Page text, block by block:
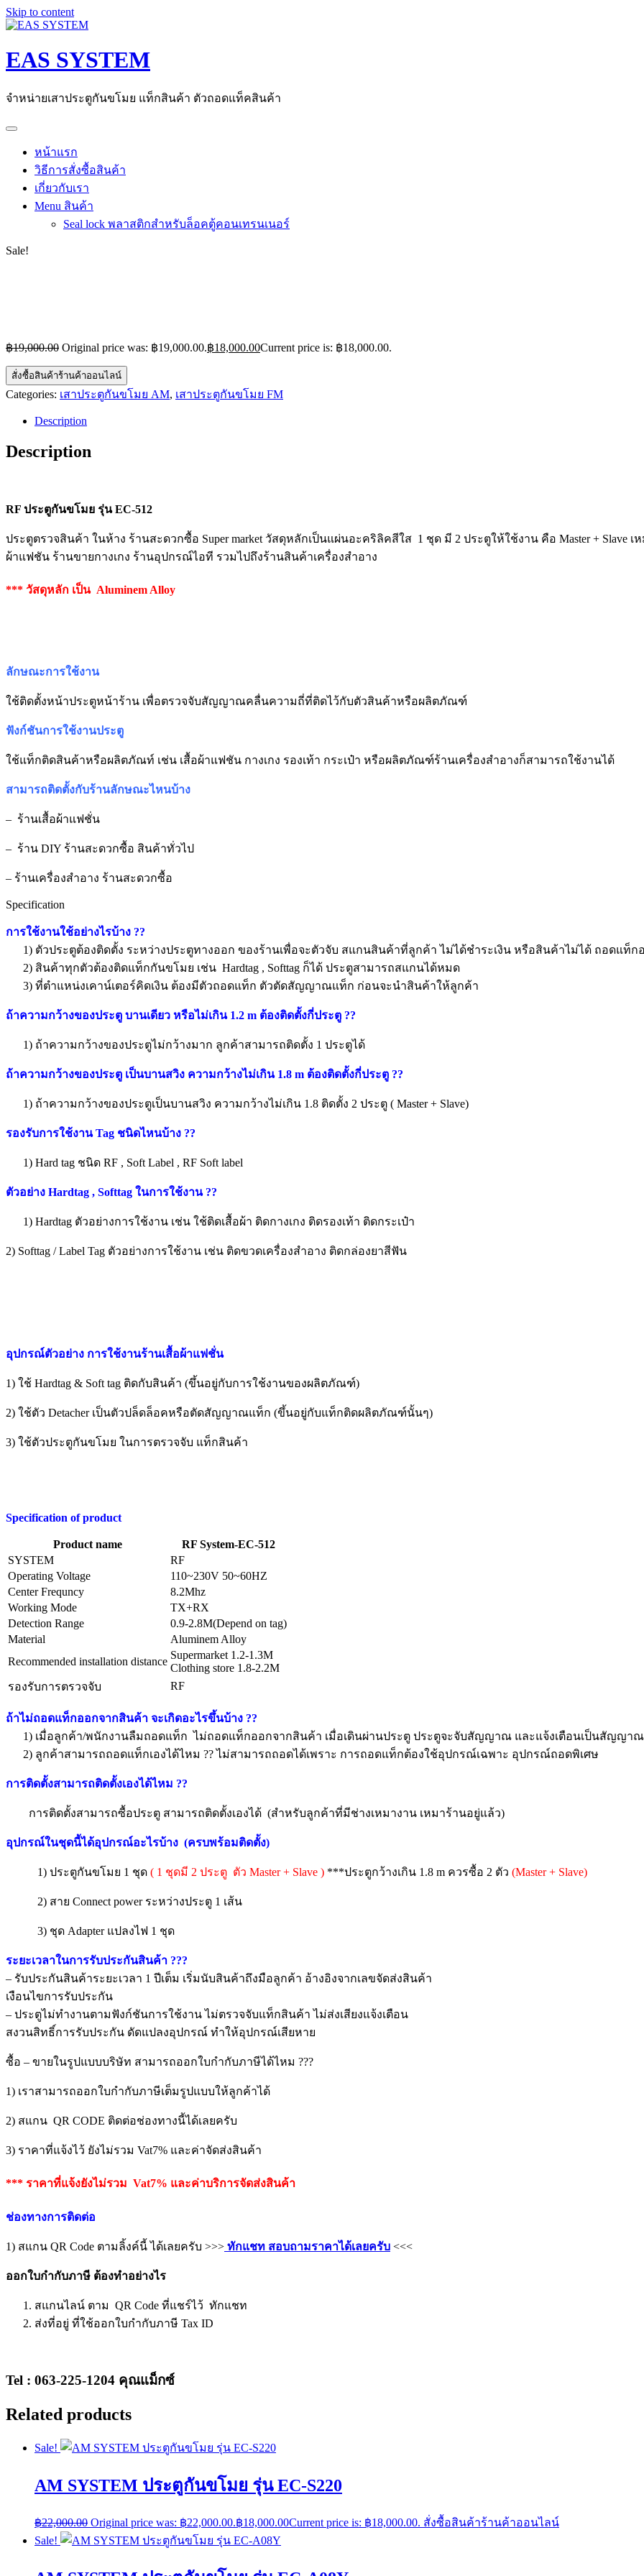
Skip to content
EAS SYSTEM
จำหน่ายเสาประตูกันขโมย แท็กสินค้า ตัวถอดแท็คสินค้า
หน้าแรก
วิธีการสั่งซื้อสินค้า
เกี่ยวกับเรา
Menu สินค้า
Seal lock พลาสติกสำหรับล็อคตู้คอนเทรนเนอร์
Sale!
฿19,000.00 Original price was: ฿19,000.00.฿18,000.00Current price is: ฿18,000.00.
สั่งซื้อสินค้าร้านค้าออนไลน์
Categories: เสาประตูกันขโมย AM, เสาประตูกันขโมย FM
Description
Description
RF ประตูกันขโมย รุ่น EC-512
ประตูตรวจสินค้า ในห้าง ร้านสะดวกซื้อ Super market วัสดุหลักเป็นแผ่นอะคริลิคสีใส 1 ชุด มี 2 ประตูให้ใช้งาน คือ Master +
ผ้าแฟชัน ร้านขายกางเกง ร้านอุปกรณ์ไอที รวมไปถึงร้านสินค้าเครื่องสำอาง
*** วัสดุหลัก เป็น Aluminem Alloy
ลักษณะการใช้งาน
ใช้ติดตั้งหน้าประตูหน้าร้าน เพื่อตรวจจับสัญญาณคลื่นความถี่ที่ติดไว้กับตัวสินค้าหรือผลิตภัณฑ์
ฟังก์ชันการใช้งานประตู
ใช้แท็กติดสินค้าหรือผลิตภัณท์ เช่น เสื้อผ้าแฟชัน กางเกง รองเท้า กระเป๋า หรือผลิตภัณฑ์ร้านเครื่องสำอางก็สามารถใช้งานได้
สามารถติดตั้งกับร้านลักษณะไหนบ้าง
– ร้านเสื้อผ้าแฟชั่น
– ร้าน DIY ร้านสะดวกซื้อ สินค้าทั่วไป
– ร้านเครื่องสำอาง ร้านสะดวกซื้อ
Specification
การใช้งานใช้อย่างไรบ้าง ??
1) ตัวประตูต้องติดตั้ง ระหว่างประตูทางออก ของร้านเพื่อจะตัวจับ สแกนสินค้าที่ลูกค้า ไม่ได้ชำระเงิน หรือสินค้าไม่ได้ ถอดแท็ก
2) สินค้าทุกตัวต้องติดแท็กกันขโมย เช่น Hardtag , Softtag ก็ได้ ประตูสามารถสแกนได้หมด
3) ที่ตำแหน่งเคาน์เตอร์คิดเงิน ต้องมีตัวถอดแท็ก ตัวตัดสัญญาณแท็ก ก่อนจะนำสินค้าให้ลูกค้า
ถ้าความกว้างของประตู บานเดียว หรือไม่เกิน 1.2 m ต้องติดตั้งกี่ประตู ??
1) ถ้าความกว้างของประตูไม่กว้างมาก ลูกค้าสามารถติดตั้ง 1 ประตูได้
ถ้าความกว้างของประตู เป็นบานสวิง ความกว้างไม่เกิน 1.8 m ต้องติดตั้งกี่ประตู ??
1) ถ้าความกว้างของประตูเป็นบานสวิง ความกว้างไม่เกิน 1.8 ติดตั้ง 2 ประตู ( Master + Slave)
รองรับการใช้งาน Tag ชนิดไหนบ้าง ??
1) Hard tag ชนิด RF , Soft Label , RF Soft label
ตัวอย่าง Hardtag , Softtag ในการใช้งาน ??
1) Hardtag ตัวอย่างการใช้งาน เช่น ใช้ติดเสื้อผ้า ติดกางเกง ติดรองเท้า ติดกระเป๋า
2) Softtag / Label Tag ตัวอย่างการใช้งาน เช่น ติดขวดเครื่องสำอาง ติดกล่องยาสีฟัน
อุปกรณ์ตัวอย่าง การใช้งานร้านเสื้อผ้าแฟชั่น
1) ใช้ Hardtag & Soft tag ติดกับสินค้า (ขึ้นอยู่กับการใช้งานของผลิตภัณฑ์)
2) ใช้ตัว Detacher เป็นตัวปล็ดล็อคหรือตัดสัญญาณแท็ก (ขึ้นอยู่กับแท็กติดผลิตภัณฑ์นั้นๆ)
3) ใช้ตัวประตูกันขโมย ในการตรวจจับ แท็กสินค้า
Specification of product
Product name
RF System-EC-512
SYSTEM
RF
Operating Voltage
110~230V 50~60HZ
Center Frequncy
8.2Mhz
Working Mode
TX+RX
Detection Range
0.9-2.8M(Depend on tag)
Material
Aluminem Alloy
Recommended installation distance
Supermarket 1.2-1.3M
Clothing store 1.8-2.2M
รองรับการตรวจจับ
RF
ถ้าไม่ถอดแท็กออกจากสินค้า จะเกิดอะไรขึ้นบ้าง ??
1) เมื่อลูกค้า/พนักงานลืมถอดแท็ก ไม่ถอดแท็กออกจากสินค้า เมื่อเดินผ่านประตู ประตูจะจับสัญญาณ และแจ้งเตือนเป็นสัญญา
2) ลูกค้าสามารถถอดแท็กเองได้ไหม ??ไม่สามารถถอดได้เพราะ การถอดแท็กต้องใช้อุปกรณ์เฉพาะ อุปกรณ์ถอดพิเศษ
การติดตั้งสามารถติดตั้งเองได้ไหม ??
การติดตั้งสามารถซื้อประตู สามารถติดตั้งเองได้ (สำหรับลูกค้าที่มีช่างเหมางาน เหมาร้านอยู่แล้ว)
อุปกรณ์ในชุดนี้ได้อุปกรณ์อะไรบ้าง (ครบพร้อมติดตั้ง)
1) ประตูกันขโมย 1 ชุด ( 1 ชุดมี 2 ประตู ตัว Master + Slave ) ***ประตูกว้างเกิน 1.8 m ควรซื้อ 2 ตัว (Master + Slave)
2) สาย Connect power ระหว่างประตู 1 เส้น
3) ชุด Adapter แปลงไฟ 1 ชุด
ระยะเวลาในการรับประกันสินค้า ???
– รับประกันสินค้าระยะเวลา 1 ปีเต็ม เริ่มนับสินค้าถึงมือลูกค้า อ้างอิงจากเลขจัดส่งสินค้า
เงือนไขการรับประกัน
– ประตูไม่ทำงานตามฟังก์ชันการใช้งาน ไม่ตรวจจับแท็กสินค้า ไม่ส่งเสียงแจ้งเตือน
สงวนสิทธิ์การรับประกัน ดัดแปลงอุปกรณ์ ทำให้อุปกรณ์เสียหาย
ซื้อ – ขายในรูปแบบบริษัท สามารถออกใบกำกับภาษีได้ไหม ???
1) เราสามารถออกใบกำกับภาษีเต็มรูปแบบให้ลูกค้าได้
2) สแกน QR CODE ติดต่อช่องทางนี้ได้เลยครับ
3) ราคาที่แจ้งไว้ ยังไม่รวม Vat7% และค่าจัดส่งสินค้า
*** ราคาที่แจ้งยังไม่รวม Vat7% และค่าบริการจัดส่งสินค้า
ช่องทางการติดต่อ
1) สแกน QR Code ตามลิ้งค์นี้ ได้เลยครับ >>> ทักแชท สอบถามราคาได้เลยครับ <<<
ออกใบกำกับภาษี ต้องทำอย่างไร
สแกนไลน์ ตาม QR Code ที่แชร์ไว้ ทักแชท
ส่งที่อยู่ ที่ใช้ออกใบกำกับภาษี Tax ID
Tel : 063-225-1204 คุณแม็กซ์
Related products
Sale!
AM SYSTEM ประตูกันขโมย รุ่น EC-S220
฿22,000.00 Original price was: ฿22,000.00.฿18,000.00Current price is: ฿18,000.00. สั่งซื้อสินค้าร้านค้าออนไลน์
Sale!